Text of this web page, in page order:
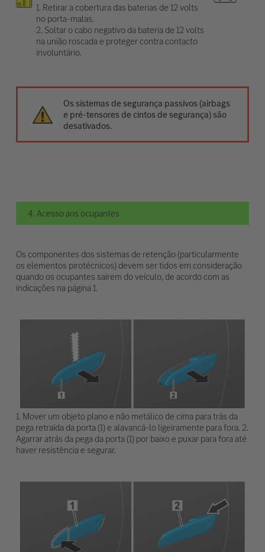
1. Retirar a cobertura das baterias de 12 volts
no porta-malas.
2. Soltar o cabo negativo da bateria de 12 volts
na união roscada e proteger contra contacto
involuntário.
Os sistemas de segurança passivos (airbags
e pré-tensores de cintos de segurança) são
desativados.
4. Acesso aos ocupantes
Os componentes dos sistemas de retenção (particularmente
os elementos pirotécnicos) devem ser tidos em consideração
quando os ocupantes saírem do veículo, de acordo com as
indicações na página 1.
1. Mover um objeto plano e não metálico de cima para trás da
pega retraída da porta (1) e alavancá-lo ligeiramente para fora. 2.
Agarrar atrás da pega da porta (1) por baixo e puxar para fora até
haver resistência e segurar.